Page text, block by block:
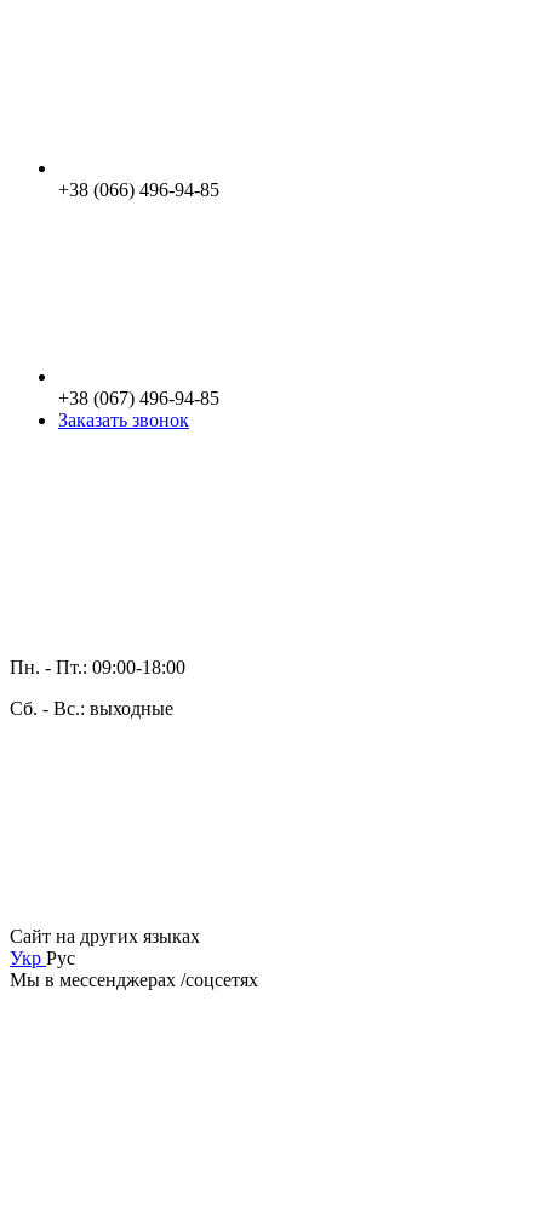
+38 (066) 496-94-85
+38 (067) 496-94-85
Заказать звонок
Пн. - Пт.: 09:00-18:00
Сб. - Вс.: выходные
Сайт на других языках
Укр Рус
Мы в мессенджерах /соцсетях